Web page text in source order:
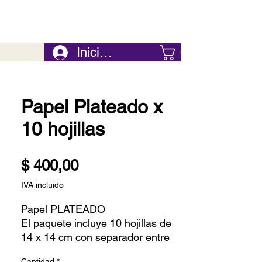
Iniciar Sesión Carrito
Papel Plateado x
10 hojillas
$ 400,00Precio
IVA incluido
Papel PLATEADO
El paquete incluye 10 hojillas de
14 x 14 cm con separador entre